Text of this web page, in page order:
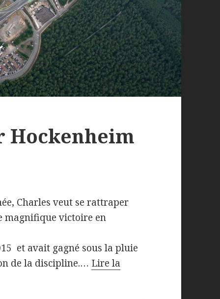
Hockenheim
Charles veut se rattraper
magnifique victoire en
et avait gagné sous la pluie
de la discipline.… Lire la